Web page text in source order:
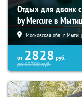
Отдых для двоих
by Mercure в
Московская обл., г.
от 2828 руб.
до65700руб.